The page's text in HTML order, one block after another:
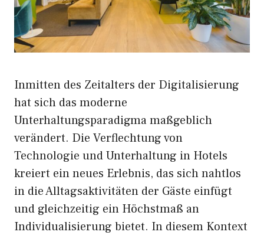
Inmitten des Zeitalters der Digitalisierung
hat sich das moderne
Unterhaltungsparadigma maßgeblich
verändert. Die Verflechtung von
Technologie und Unterhaltung in Hotels
kreiert ein neues Erlebnis, das sich nahtlos
in die Alltagsaktivitäten der Gäste einfügt
und gleichzeitig ein Höchstmaß an
Individualisierung bietet. In diesem Kontext